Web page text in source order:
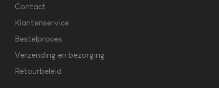
Contact
Klantenservice
Bestelproces
Verzending en bezorging
Retourbeleid